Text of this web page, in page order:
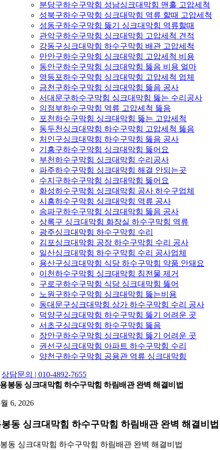
분당구하수구막힘 성남싱크대막힘 맨홀 고압세척
성북구하수구막힘 싱크대막힘 역류 할때 고압세척
성동구하수구막힘 뚫기 싱크대막힘 역류할때
관악구하수구막힘 싱크대막힘 고압세척 견적
강동구싱크대막힘 하수구막힘 배관 고압세척
만안구하수구막힘 싱크대막힘 고압세척 비용
동안구하수구막힘 싱크대막힘 뚫음 비용 얼마
영등포하수구막힘 싱크대막힘 고압세척 업체
금천구하수구막힘 싱크대막힘 뚫음 공사
서대문구하수구막힘 싱크대막힘 뚫는 수리공사
의정부하수구막힘 역류 고압세척 뚫음
포천하수구막힘 싱크대막힘 뚫는 고압세척
동두천싱크대막힘 하수구막힘 고압세척 뚫음
처인구싱크대막힘 하수구막힘 뚫음 공사
기흥구하수구막힘 싱크대막힘 뚫어요
부천하수구막힘 싱크대막힘 수리공사
파주하수구막힘 싱크대막힘 해결 안되는곳
수지구하수구막힘 싱크대막힘 뚫어요
화성하수구막힘 싱크대막힘 공사 하수구업체
시흥하수구막힘 싱크대막힘 역류 공사
송파구하수구막힘 싱크대막힘 뚫음 공사
상록구 싱크대막힘 화장실 하수구막힘 역류
광주싱크대막힘 하수구막힘 수리
김포싱크대막힘 공장 하수구막힘 수리 공사
일산싱크대막힘 하수구막힘 수리 공사업체
용산구싱크대막힘 식당 하수구막힘 약품 안돼요
이천하수구막힘 싱크대막힘 침전물 제거
구로구하수구막힘 식당 싱크대막힘 뚫어
노원구하수구막힘 싱크대막힘 뚫는비용
동대문구싱크대막힘 상가 하수구막힘 수리 공사
덕양구싱크대막힘 하수구막힘 뚫기 어려운 곳
서초구싱크대막힘 하수구막힘 뚫음
장안구하수구막힘 싱크대막힘 뚫기 어려운 곳
권선구싱크대막힘 아파트 하수구막힘 수리
양천구하수구막힘 공용관 역류 싱크대막힘
상담문의 | 010-4892-7655
용봉동 싱크대막힘 하수구막힘 하림배관 완벽 해결비법
6, 2026
동 싱크대막힘 하수구막힘 하림배관 완벽 해결비법
동 싱크대막힘 하수구막힘 하림배관 완벽 해결비법